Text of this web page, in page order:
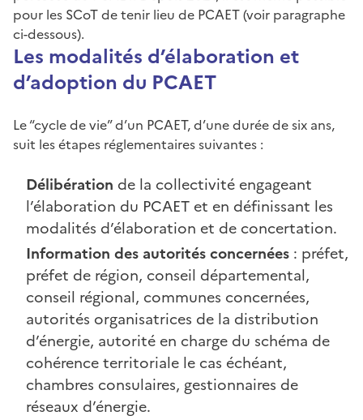
pour les SCoT de tenir lieu de PCAET (voir paragraphe
ci-dessous).
Les modalités d’élaboration et
d’adoption du PCAET
Le “cycle de vie” d’un PCAET, d’une durée de six ans,
suit les étapes réglementaires suivantes :
Délibération de la collectivité engageant
l’élaboration du PCAET et en définissant les
modalités d’élaboration et de concertation.
Information des autorités concernées : préfet,
préfet de région, conseil départemental,
conseil régional, communes concernées,
autorités organisatrices de la distribution
d’énergie, autorité en charge du schéma de
cohérence territoriale le cas échéant,
chambres consulaires, gestionnaires de
réseaux d’énergie.